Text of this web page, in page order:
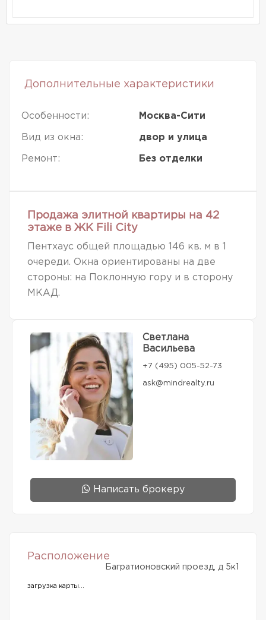
Дополнительные характеристики
Особенности: Москва-Сити
Вид из окна: двор и улица
Ремонт: Без отделки
Продажа элитной квартиры на 42
этаже в ЖК Fili City
Пентхаус общей площадью 146 кв. м в 1
очереди. Окна ориентированы на две
стороны: на Поклонную гору и в сторону
МКАД.
Светлана
Васильева
+7 (495) 005-52-73
ask@mindrealty.ru
Написать брокеру
Расположение
Багратионовский проезд, д 5к1
загрузка карты...